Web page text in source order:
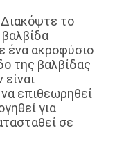
το
ένα ακροφύσιο
της βαλβίδας
επιθεωρηθεί
για
σε